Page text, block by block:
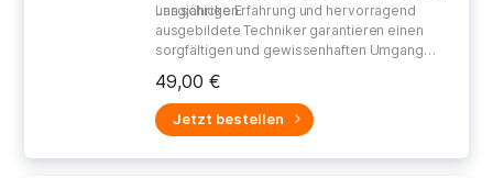
uns schicken.
Langjährige Erfahrung und hervorragend
ausgebildete Techniker garantieren einen
sorgfältigen und gewissenhaften Umgang
49,00 €
Jetzt bestellen